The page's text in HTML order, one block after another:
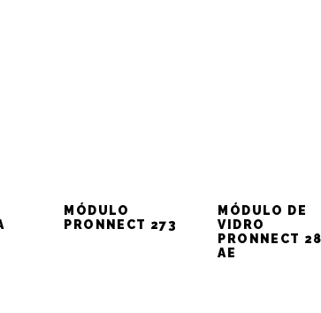
MÓDULO
PRONNECT 273
MÓDULO DE
VIDRO
PRONNECT
AE
dos Alarmes
VE c/